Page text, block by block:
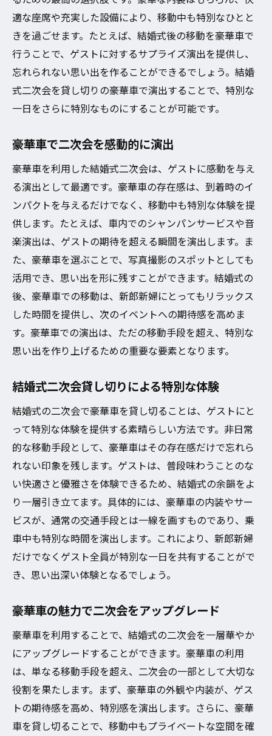
適な座席や充実した設備により、移動中も特別なひとと
きを過ごせます。たとえば、結婚式後の移動を豪華車で
行うことで、ゲストに対するサプライズ演出を提供し、
忘れられない思い出を作ることができるでしょう。結婚
式二次会を貸し切りの豪華車で演出することで、特別な
一日をさらに特別なものにすることが可能です。
豪華車で二次会を感動的に演出
豪華車を利用した結婚式二次会は、ゲストに感動を与え
る演出として最適です。豪華車の存在感は、到着時のイ
ンパクトを与えるだけでなく、移動中も特別な体験を提
供します。たとえば、車内でのシャンパンサービスや音
楽演出は、ゲストの期待を超える瞬間を演出します。ま
た、豪華車を選ぶことで、写真撮影のスポットとしても
活用でき、思い出を形に残すことができます。結婚式の
後、豪華車での移動は、新郎新婦にとってもリラックス
した時間を提供し、次のイベントへの期待感を高めま
す。豪華車での演出は、ただの移動手段を超え、特別な
思い出を作り上げるための重要な要素となります。
結婚式二次会貸し切りによる特別な体験
結婚式の二次会で豪華車を貸し切ることは、ゲストにと
って特別な体験を提供する素晴らしい方法です。非日常
的な移動手段として、豪華車はその存在感だけで忘れら
れない印象を残します。ゲストは、普段味わうことのな
い快適さと優雅さを体験できるため、結婚式の余韻をよ
り一層引き立てます。具体的には、豪華車の内装やサー
ビスが、通常の交通手段とは一線を画すものであり、乗
車中も特別な時間を演出します。これにより、新郎新婦
だけでなくゲスト全員が特別な一日を共有することがで
き、思い出深い体験となるでしょう。
豪華車の魅力で二次会をアップグレード
豪華車を利用することで、結婚式の二次会を一層華やか
にアップグレードすることができます。豪華車の利用
は、単なる移動手段を超え、二次会の一部として大切な
役割を果たします。まず、豪華車の外観や内装が、ゲス
トの期待感を高め、特別感を演出します。さらに、豪華
車を貸し切ることで、移動中もプライベートな空間を確